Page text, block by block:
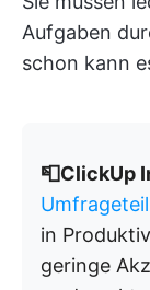
Aufgaben
schon kann
📮ClickUp
in
geringe